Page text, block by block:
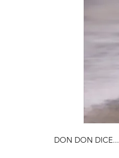
DON DON DICE...